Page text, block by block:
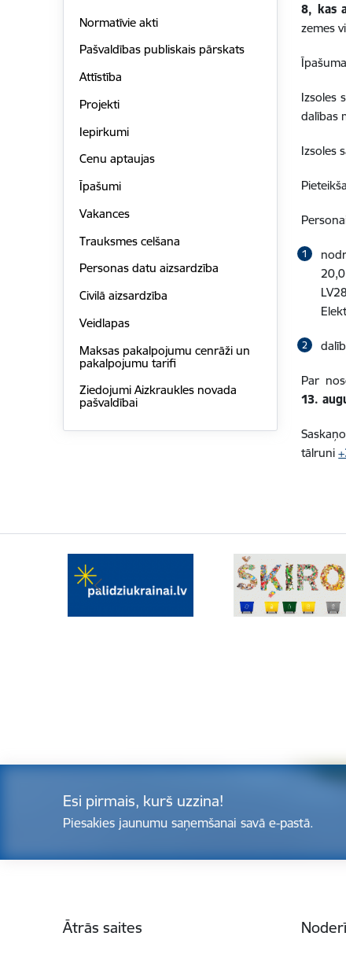
Normatīvie akti
Pašvaldības publiskais pārskats
Attīstība
Projekti
Iepirkumi
Cenu aptaujas
Īpašumi
Vakances
Trauksmes celšana
Personas datu aizsardzība
Civilā aizsardzība
Veidlapas
Maksas pakalpojumu cenrāži un
pakalpojumu tarifi
Ziedojumi Aizkraukles novada
pašvaldībai
8, kas
zemes
Izsoles
dalības
Izsoles
Par
13.
tālruni
Esi pirmais, kurš uzzina!
Piesakies jaunumu saņemšanai savā e-pastā.
Ātrās saites